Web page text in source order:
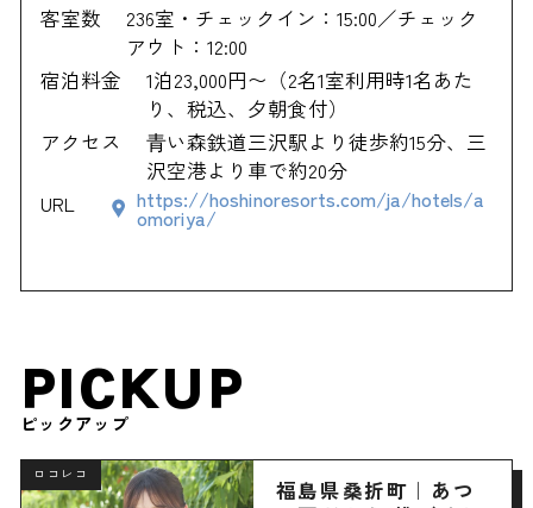
客室数
236室・チェックイン：15:00／チェック
アウト：12:00
宿泊料金
1泊23,000円〜（2名1室利用時1名あた
り、税込、夕朝食付）
アクセス
⻘い森鉄道三沢駅より徒歩約15分、三
沢空港より車で約20分
URL
https://hoshinoresorts.com/ja/hotels/a
omoriya/
PICKUP
ピックアップ
ロコレコ
福島県桑折町｜あつ